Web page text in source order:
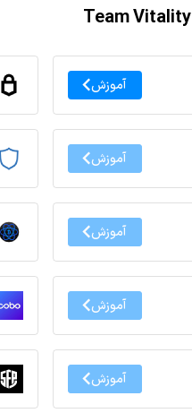
آموزش
آموزش
آموزش
آموزش
آموزش